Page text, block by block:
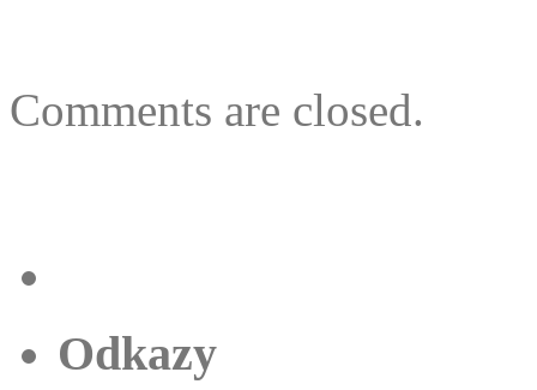
Comments are closed.
Odkazy